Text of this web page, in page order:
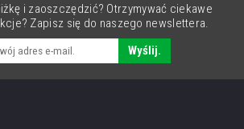
i zaoszczędzić? Otrzymywać ciekawe
Zapisz się do naszego newslettera.
Wyślij.